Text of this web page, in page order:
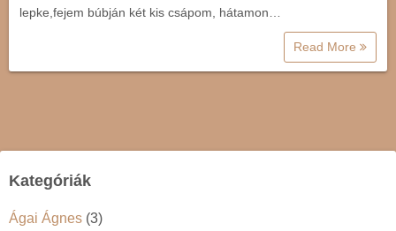
lepke,fejem búbján két kis csápom, hátamon…
Read More
Kategóriák
Ágai Ágnes (3)